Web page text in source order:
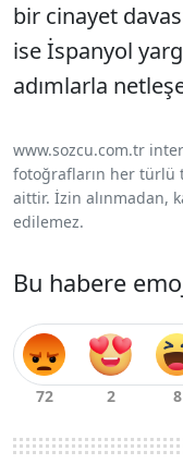
bir cinayet
ise İspanyol
adımlarla
www.sozcu.com.tr
fotoğrafların her türlü
aittir. İzin alınmadan,
edilemez.
Bu habere